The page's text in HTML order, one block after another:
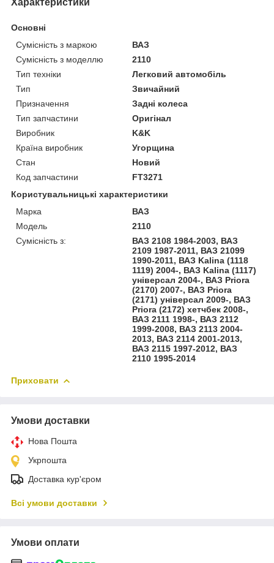
Характеристики
Основні
Сумісність з маркою
ВАЗ
Сумісність з моделлю
2110
Тип техніки
Легковий автомобіль
Тип
Звичайний
Призначення
Задні колеса
Тип запчастини
Оригінал
Виробник
K&K
Країна виробник
Угорщина
Стан
Новий
Код запчастини
FT3271
Користувальницькі характеристики
Марка
ВАЗ
Модель
2110
Сумісність з:
ВАЗ 2108 1984-2003, ВАЗ
2109 1987-2011, ВАЗ 21099
1990-2011, ВАЗ Kalina (1118
1119) 2004-, ВАЗ Kalina (1117)
універсал 2004-, ВАЗ Priora
(2170) 2007-, ВАЗ Priora
(2171) універсал 2009-, ВАЗ
Priora (2172) хетчбек 2008-,
ВАЗ 2111 1998-, ВАЗ 2112
1999-2008, ВАЗ 2113 2004-
2013, ВАЗ 2114 2001-2013,
ВАЗ 2115 1997-2012, ВАЗ
2110 1995-2014
Приховати
Умови доставки
Нова Пошта
Укрпошта
Доставка кур'єром
Всі умови доставки
Умови оплати